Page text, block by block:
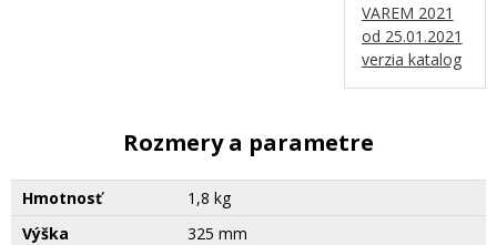
VAREM 2021
od 25.01.2021
verzia katalog
Rozmery a parametre
Hmotnosť
1,8 kg
Výška
325 mm